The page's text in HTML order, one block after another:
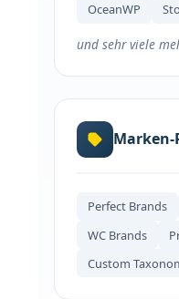
OceanWP
und sehr viele
Perfect Brands
WC Brands
Custom